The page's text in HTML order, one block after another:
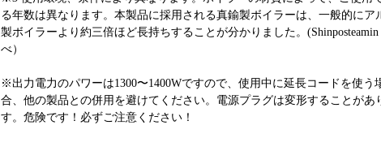
る年数は異なります。本製品に採用される真鍮製ボイラーは、一般的にア
製ボイラーより約三倍ほど長持ちすることが分かりました。(Shinposteamin
べ）
※出力電力のパワーは1300〜1400Wですので、使用中に延長コードを使う
合、他の製品との併用を避けてください。電源プラグは変形することがあ
す。危険です！必ずご注意ください！